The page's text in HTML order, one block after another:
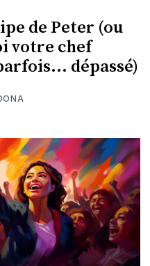
de Peter (ou
votre chef
dépassé)